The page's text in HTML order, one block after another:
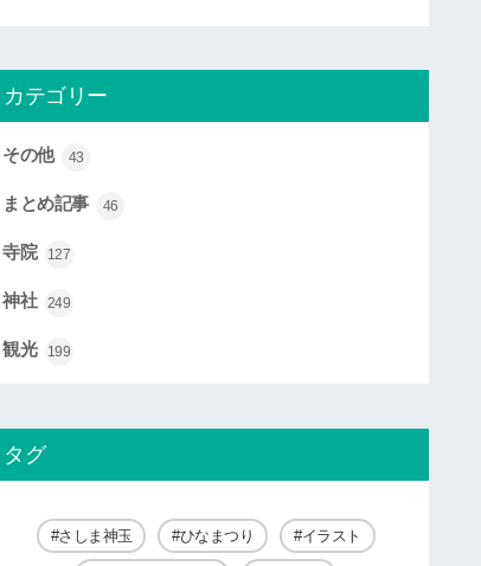
カテゴリー
その他 43
まとめ記事 46
寺院 127
神社 249
観光 199
タグ
さしま神玉 ひなまつり イラスト